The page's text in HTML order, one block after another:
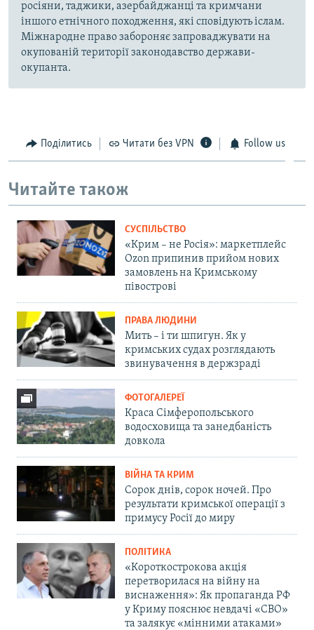
росіяни, таджики, азербайджанці та кримчани
іншого етнічного походження, які сповідують іслам.
Міжнародне право забороняє запроваджувати на
окупованій території законодавство держави-
окупанта.
Поділитись Читати без VPN Follow us
Читайте також
СУСПІЛЬСТВО
«Крим – не Росія»: маркетплейс
Ozon припинив прийом нових
замовлень на Кримському
півострові
ПРАВА ЛЮДИНИ
Мить – і ти шпигун. Як у
кримських судах розглядають
звинувачення в держзраді
ФОТОГАЛЕРЕЇ
Краса Сімферопольського
водосховища та занедбаність
довкола
ВІЙНА ТА КРИМ
Сорок днів, сорок ночей. Про
результати кримської операції з
примусу Росії до миру
ПОЛІТИКА
«Короткострокова акція
перетворилася на війну на
виснаження»: Як пропаганда РФ
у Криму пояснює невдачі «СВО»
та залякує «мінними атаками»